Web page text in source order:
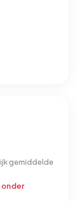
gemiddelde
onder